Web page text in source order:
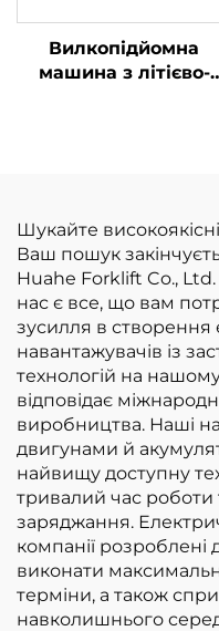
Вилкопідйомна
машина з літієво-
машина, виробник із
Китаю,
сертифікована за
стандартами ISO та
CE
Шукайте
Ваш пошук
Huahe Forklift Co.,
нас є все, що вам
зусилля в створення
навантажувачів із
технологій на
відповідає
виробництва. Наші
двигунами й
найвищу доступну
тривалий час роботи
заряджання.
компанії
виконати
терміни, а також
навколишнього